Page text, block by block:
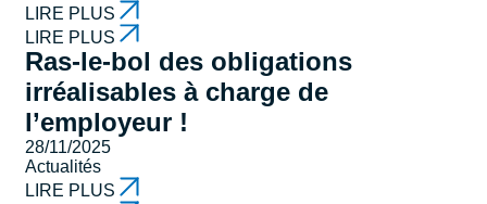
LIRE PLUS
LIRE PLUS
Ras-le-bol des obligations
irréalisables à charge de
l’employeur !
28/11/2025
Actualités
LIRE PLUS